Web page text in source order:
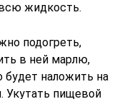
жидкость.
подогреть,
в ней марлю,
будет наложить на
Укутать пищевой